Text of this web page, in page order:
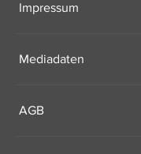
Impressum
Mediadaten
AGB